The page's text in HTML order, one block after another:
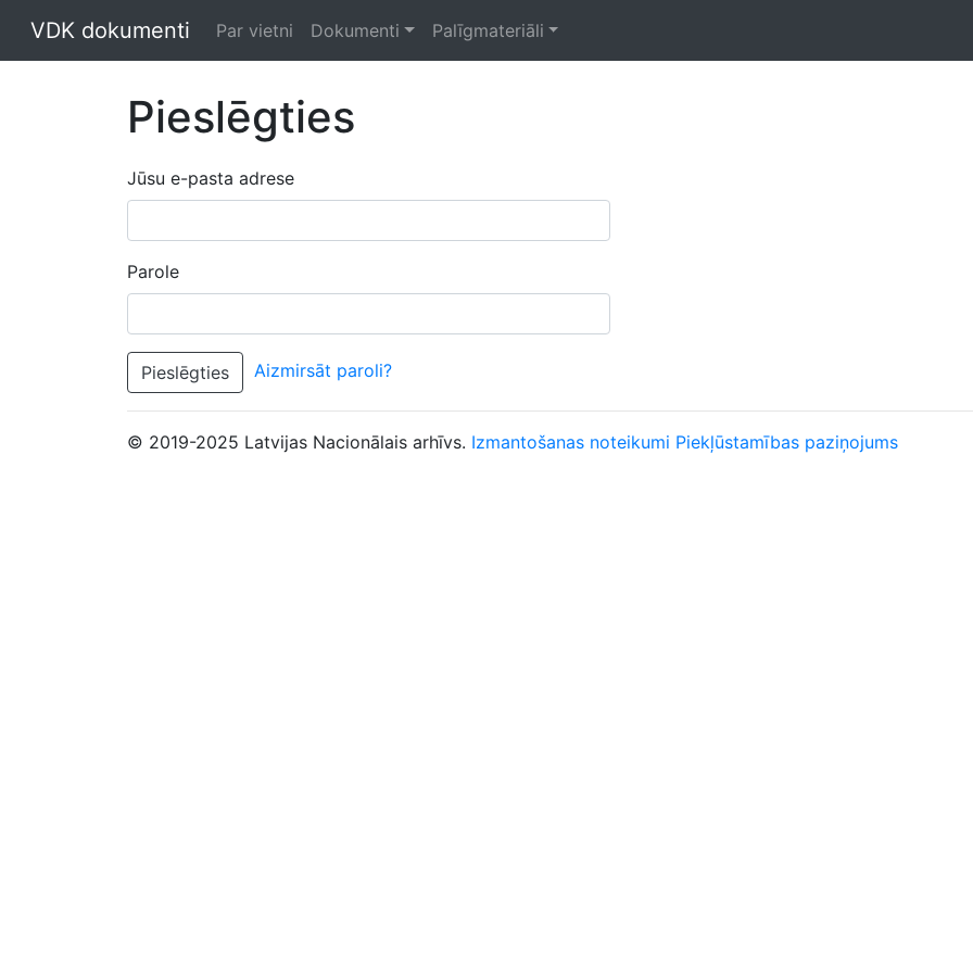
VDK dokumenti Par vietni Dokumenti Palīgmateriāli
Pieslēgties
Jūsu e-pasta adrese
Parole
Pieslēgties Aizmirsāt paroli?
© 2019-2025 Latvijas Nacionālais arhīvs. Izmantošanas noteikumi Piekļūstamības paziņojums